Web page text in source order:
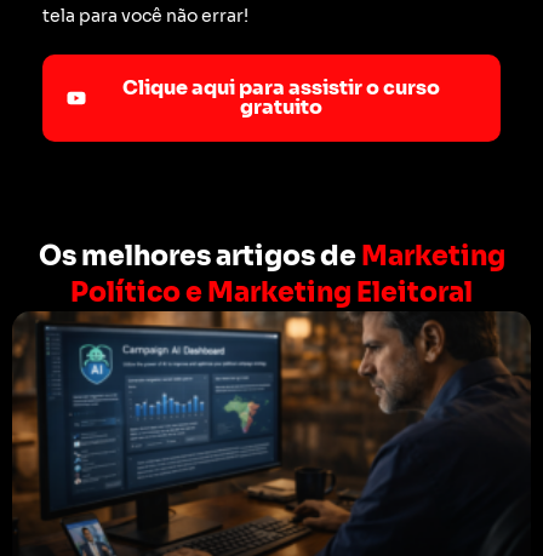
tela para você não errar!
Clique aqui para assistir o curso
gratuito
Os melhores artigos de Marketing
Político e Marketing Eleitoral